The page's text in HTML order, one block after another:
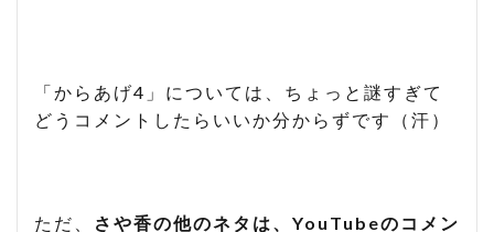
「からあげ4」については、ちょっと謎すぎて
どうコメントしたらいいか分からずです（汗）
ただ、
さや香の他のネタは、YouTubeのコメン